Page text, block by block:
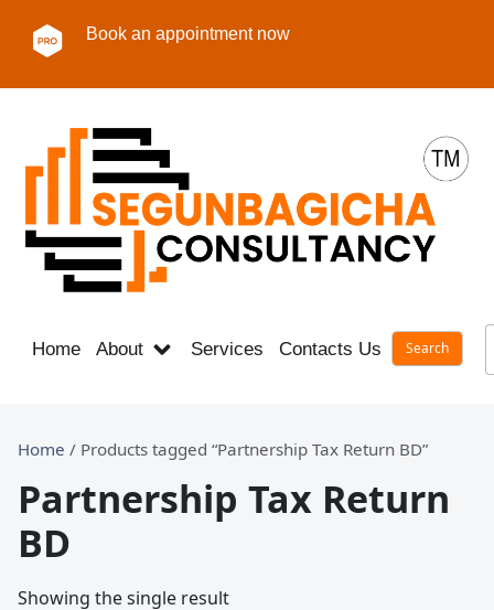
Book an appointment now
Home About Services Contacts Us Career
Home / Products tagged “Partnership Tax Return BD”
Partnership Tax Return
BD
Showing the single result